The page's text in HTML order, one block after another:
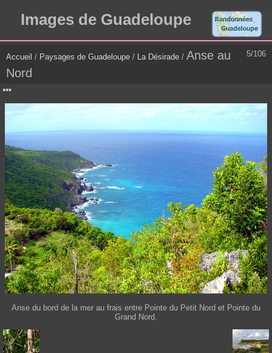
Images de Guadeloupe
5/106
Accueil / Paysages de Guadeloupe / La Désirade / Anse au
Nord
Anse du bord de la mer au frais entre Pointe du Petit Nord et Pointe du
Grand Nord.